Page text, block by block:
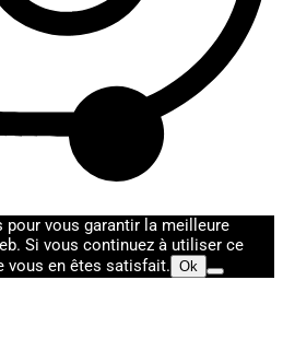
vous garantir la meilleure
Si vous continuez à utiliser ce
vous en êtes satisfait. Ok